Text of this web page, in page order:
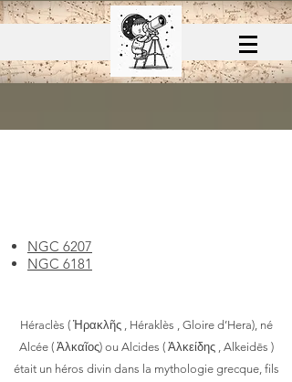
NGC 6207
NGC 6181
Héraclès ( Ἡρακλῆς , Héraklès , Gloire d’Hera), né
Alcée ( Ἀλκαῖος) ou Alcides ( Ἀλκείδης , Alkeidēs )
était un héros divin dans la mythologie grecque, fils